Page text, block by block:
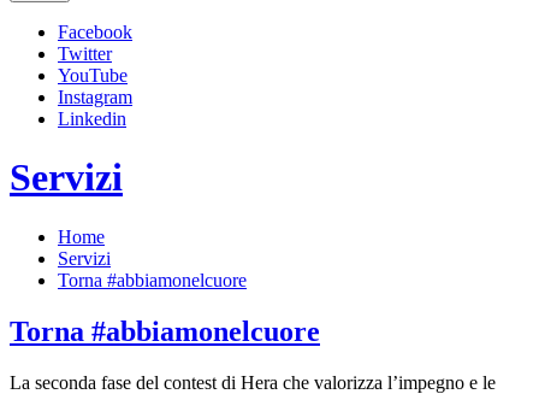
Facebook
Twitter
YouTube
Instagram
Linkedin
Servizi
Home
Servizi
Torna #abbiamonelcuore
Torna #abbiamonelcuore
La seconda fase del contest di Hera che valorizza l’impegno e le